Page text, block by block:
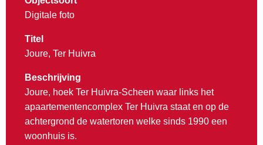
Digitale foto
Titel
Joure, Ter Huivra
Beschrijving
Joure, hoek Ter Huivra-Scheen waar links het
apaartementencomplex Ter Huivra staat en op de
achtergrond de watertoren welke sinds 1990 een
woonhuis is.